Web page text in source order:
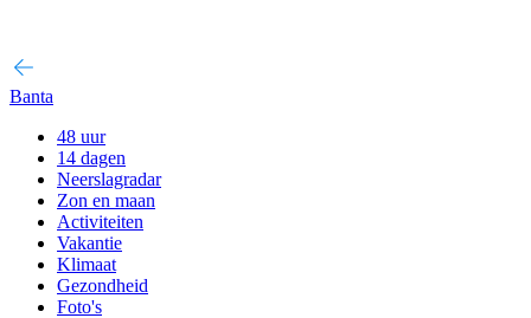
Banta
48 uur
14 dagen
Neerslagradar
Zon en maan
Activiteiten
Vakantie
Klimaat
Gezondheid
Foto's